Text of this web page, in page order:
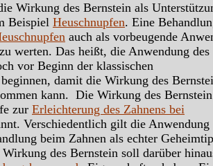
Wirkung des Bernstein als
Beispiel Heuschnupfen. Eine
auch als vorbeugende
werten. Das heißt, die Anwendung des
vor Beginn der klassischen
damit die Wirkung des
kann. Die Wirkung des
zur Erleichterung des Zahnens bei
Verschiedentlich gilt die Anwendung
beim Zahnen als echter
des Bernstein soll darüber